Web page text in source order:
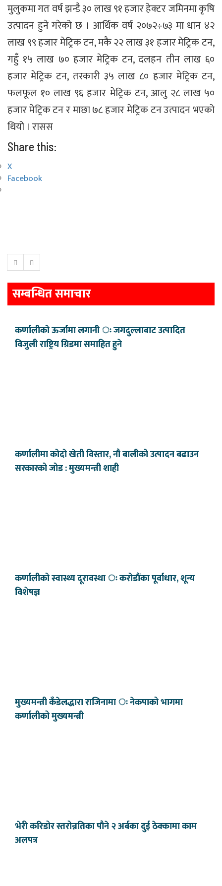
मुलुकमा गत वर्ष झन्डै ३० लाख ९१ हजार हेक्टर जमिनमा कृषि
उत्पादन हुने गरेको छ । आर्थिक वर्ष २०७२÷७३ मा धान ४२
लाख ९९ हजार मेट्रिक टन, मकै २२ लाख ३१ हजार मेट्रिक टन,
गहुँ १५ लाख ७० हजार मेट्रिक टन, दलहन तीन लाख ६०
हजार मेट्रिक टन, तरकारी ३५ लाख ८० हजार मेट्रिक टन,
फलफूल १० लाख ९६ हजार मेट्रिक टन, आलु २८ लाख ५०
हजार मेट्रिक टन र माछा ७८ हजार मेट्रिक टन उत्पादन भएको
थियो । रासस
Share this:
X
Facebook
सम्बन्धित समाचार
कर्णालीको ऊर्जामा लगानी ः जगदुल्लाबाट उत्पादित
विजुली राष्ट्रिय ग्रिडमा समाहित हुने
कर्णालीमा कोदो खेती विस्तार, नौ बालीको उत्पादन बढाउन
सरकारको जोड : मुख्यमन्त्री शाही
कर्णालीको स्वास्थ्य दूरावस्था ः करोडौंका पूर्वाधार, शून्य
विशेषज्ञ
मुख्यमन्त्री कँडेलद्धारा राजिनामा ः नेकपाको भागमा
कर्णालीको मुख्यमन्त्री
भेरी करिडोर स्तरोन्नतिका पौने २ अर्बका दुई ठेक्कामा काम
अलपत्र